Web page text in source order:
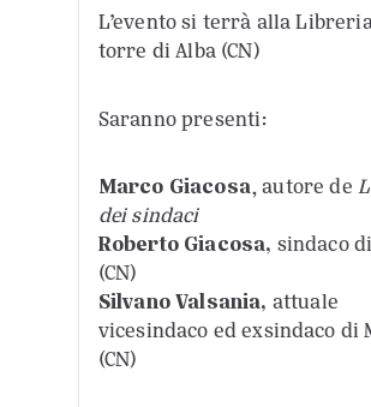
L’evento si terrà alla
torre di Alba (CN)
Saranno presenti:
Marco Giacosa, autore de
dei sindaci
Roberto Giacosa, sindaco
(CN)
Silvano Valsania, attuale
vicesindaco ed exsindaco di
(CN)